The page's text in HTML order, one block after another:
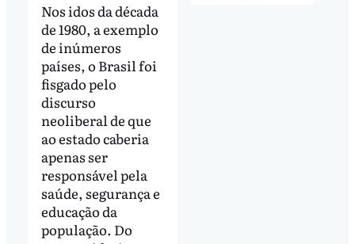
Nos idos da década
de 1980, a exemplo
de inúmeros
países, o Brasil foi
fisgado pelo
discurso
neoliberal de que
ao estado caberia
apenas ser
responsável pela
saúde, segurança e
educação da
população. Do